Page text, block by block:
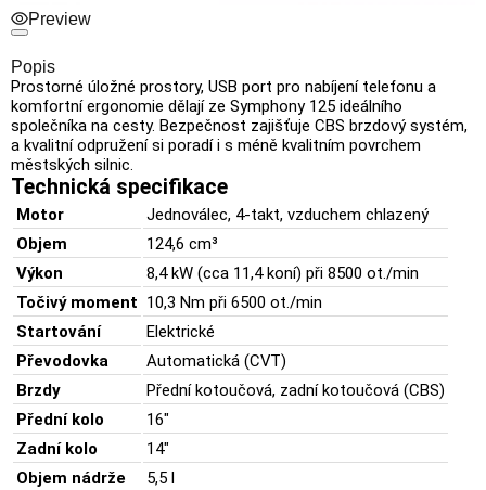
Preview
Popis
Prostorné úložné prostory, USB port pro nabíjení telefonu a
komfortníergonomie dělají ze Symphony 125 ideálního
společníka na cesty. Bezpečnost zajišťuje CBS brzdový systém,
a kvalitníodpruženísi poradíi s méně kvalitním povrchem
městských silnic.
Technická specifikace
Motor Jednoválec, 4-takt, vzduchem chlazený
Objem
124,6 cm³
Výkon
8,4kW (cca 11,4koní) při 8500 ot./min
Točivý moment 10,3 Nm při 6500 ot./min
Startování
Elektrické
Převodovka
Automatická (CVT)
Brzdy
Předníkotoučová, zadníkotoučová (CBS)
Přední kolo
16"
Zadní kolo
14"
Objem nádrže 5,5 l